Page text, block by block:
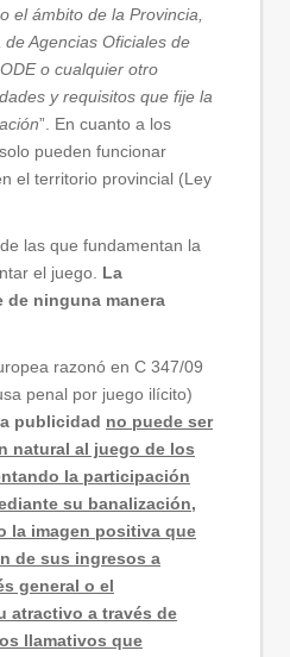
el ámbito de la Provincia,
Agencias Oficiales de
o cualquier otro
y requisitos que fije la
”. En cuanto a los
pueden funcionar
el territorio provincial (Ley
las que fundamentan la
el juego. La
ninguna manera
razonó en C 347/09
penal por juego ilícito)
publicidad no puede ser
natural al juego de los
la participación
su banalización,
la imagen positiva que
de sus ingresos a
general o el
atractivo a través de
llamativos que